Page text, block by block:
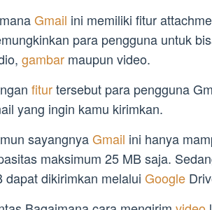
Gmail ini memiliki fitur
para pengguna untuk
gambar maupun video.
fiturtersebut para pengguna
yang ingin kamu kirimkan.
sayangnyaGmail ini hanya
maksimum 25 MB saja.
dapat dikirimkan melalui Google